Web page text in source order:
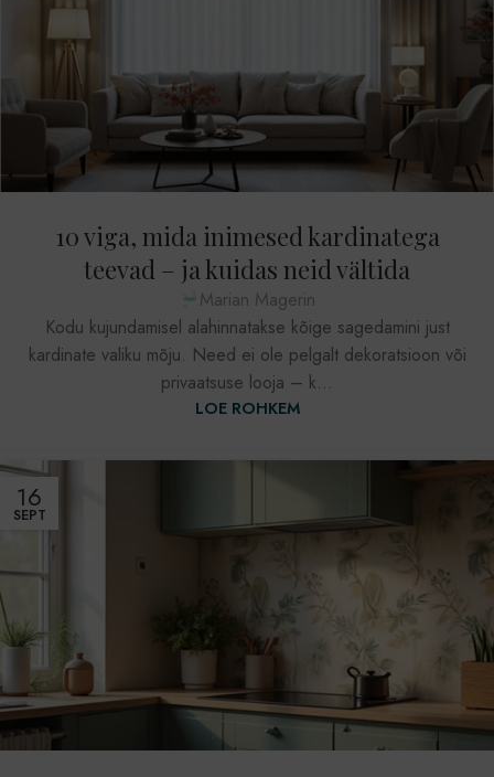
10 viga, mida inimesed kardinatega
teevad – ja kuidas neid vältida
Marian Magerin
Kodu kujundamisel alahinnatakse kõige sagedamini just
kardinate valiku mõju. Need ei ole pelgalt dekoratsioon või
privaatsuse looja – k...
LOE ROHKEM
16
SEPT